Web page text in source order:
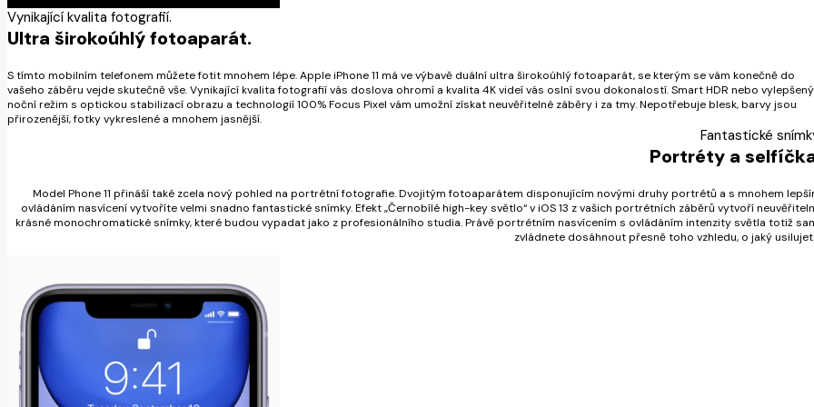
Vynikající kvalita fotografií.
Ultra širokoúhlý fotoaparát.
S tímto mobilním telefonem můžete fotit mnohem lépe. Apple iPhone 11 má ve výbavě duální ultra širokoúhlý fotoaparát, se kterým se vám konečně do
vašeho záběru vejde skutečně vše. Vynikající kvalita fotografií vás doslova ohromí a kvalita 4K videí vás oslní svou dokonalostí. Smart HDR nebo vylepšený
noční režim s optickou stabilizací obrazu a technologií 100% Focus Pixel vám umožní získat neuvěřitelné záběry i za tmy. Nepotřebuje blesk, barvy jsou
přirozenější, fotky vykreslené a mnohem jasnější.
Fantastické
Portréty a
Model Phone 11 přináší také zcela nový pohled na portrétní fotografie. Dvojitým fotoaparátem disponujícím novými druhy portrétů a s mnohem
ovládáním nasvícení vytvoříte velmi snadno fantastické snímky. Efekt „Černobílé high-key světlo“ v iOS 13 z vašich portrétních záběrů vytvoří
krásné monochromatické snímky, které budou vypadat jako z profesionálního studia. Právě portrétním nasvícením s ovládáním intenzity světla totiž
zvládnete dosáhnout přesně toho vzhledu, o jaký